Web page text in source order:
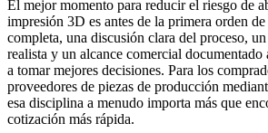
El mejor momento para reducir el riesgo de
impresión 3D es antes de la primera orden
completa, una discusión clara del proceso,
realista y un alcance comercial documentado
a tomar mejores decisiones. Para los
proveedores de piezas de producción
esa disciplina a menudo importa más que
cotización más rápida.